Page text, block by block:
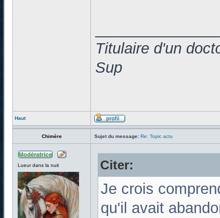
Titulaire d'un
Sup
Haut
Chimère Sujet du message: Re: Topic actu
Lueur dans la nuit Citer:
Je crois
qu'il avait